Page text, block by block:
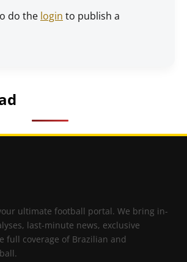
do the login to publish a
ultimate football portal. We bring in-
last-minute news, exclusive
full coverage of Brazilian and